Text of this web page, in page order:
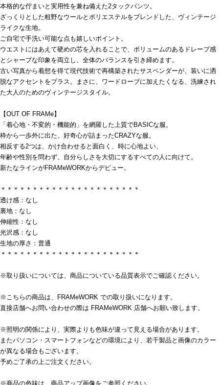
本格的な佇まいと実用性を兼ね備えた2タックパンツ。
ざっくりとした粗野なウールとポリエステルをブレンドした、ヴィンテージ
ライクな生地。
ご自宅で手洗い可能な点も嬉しいポイント。
ウエストにはあえて硬めの芯を入れることで、ボリュームのあるドレープ感
とシャープな印象を両立し、全体のバランスを引き締めます。
古い写真から着想を得て現代技術で再構築されたサスペンダーが、装いに洒
脱なアクセントをプラス。まさに、ワードローブに加えたくなる、洗練され
た大人のためのヴィンテージスタイル。
【OUT OF FRAMe】
「着心地・不変的・機能的」を網羅した上質でBASICな服。
枠から一歩外に出た、好奇心が詰まったCRAZYな服。
相反する2つは、かけ合わせると面白く、時に心地よい、
年齢や性別を問わず、自分らしさを大切にするすべての人に向けて。
新たなラインがFRAMeWORKからデビュー。
＊＊＊＊＊＊＊＊＊＊＊＊＊＊＊＊＊＊＊＊＊＊
透け感：なし
裏地：なし
伸縮性：なし
光沢感：なし
生地の厚さ：普通
＊＊＊＊＊＊＊＊＊＊＊＊＊＊＊＊＊＊＊＊＊＊
※取り扱いについては、商品についている品質表示でご確認ください。
※こちらの商品は、FRAMeWORK での取り扱いになります。
直接店舗へお問い合わせの際は FRAMeWORK 店舗へお願い致します。
※照明の関係により、実際よりも色味が違って見える場合があります。
またパソコン・スマートフォンなどの環境により、若干製品と画像のカラー
が異なる場合もございます。
予めご了承の上ご注文ください。
※商品の色味は、商品アップ画像をご参照ください。